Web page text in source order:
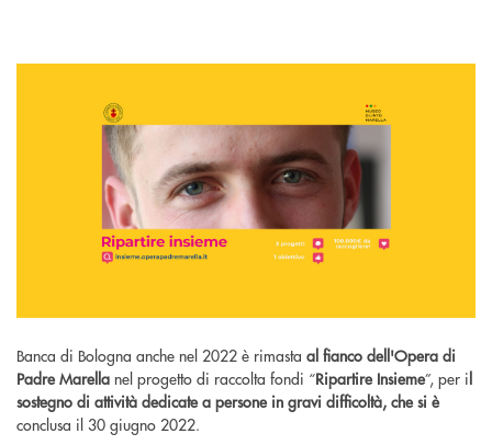
Banca di Bologna anche nel 2022 è rimasta al fianco dell'Opera di
Padre Marella nel progetto di raccolta fondi “Ripartire Insieme”, per il
sostegno di attività dedicate a persone in gravi difficoltà, che si è
conclusa il 30 giugno 2022.